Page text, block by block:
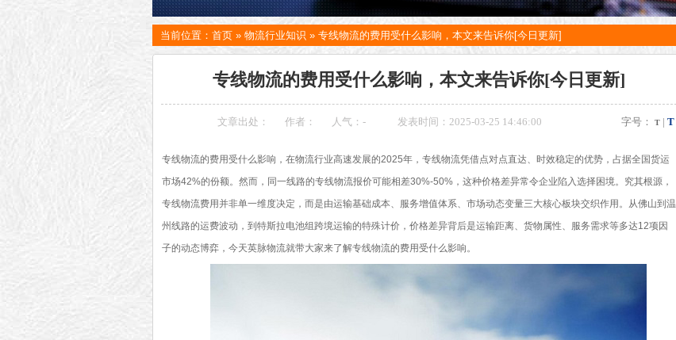
当前位置： 首页 » 物流行业知识 » 专线物流的费用受什么影响，本文来告诉你[今日更新]
专线物流的费用受什么影响，本文来告诉你[今日更新]
字号： T | T
文章出处： 作者： 人气： - 发表时间：2025-03-25 14:46:00
专线物流的费用受什么影响，在物流行业高速发展的2025年，专线物流凭借点对点直达、时效稳定的优势，占据全国货运
市场42%的份额。然而，同一线路的专线物流报价可能相差30%-50%，这种价格差异常令企业陷入选择困境。究其根源，
专线物流费用并非单一维度决定，而是由运输基础成本、服务增值体系、市场动态变量三大核心板块交织作用。从佛山到温
州线路的运费波动，到特斯拉电池组跨境运输的特殊计价，价格差异背后是运输距离、货物属性、服务需求等多达12项因
子的动态博弈，今天英脉物流就带大家来了解专线物流的费用受什么影响。